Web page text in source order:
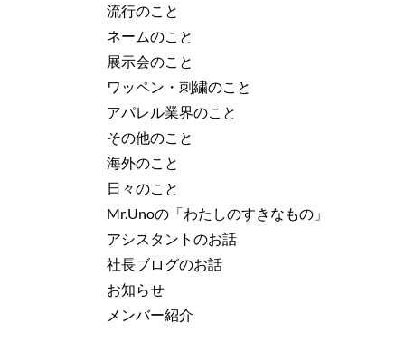
流行のこと
ネームのこと
展示会のこと
ワッペン・刺繍のこと
アパレル業界のこと
その他のこと
海外のこと
日々のこと
Mr.Unoの「わたしのすきなもの」
アシスタントのお話
社長ブログのお話
お知らせ
メンバー紹介